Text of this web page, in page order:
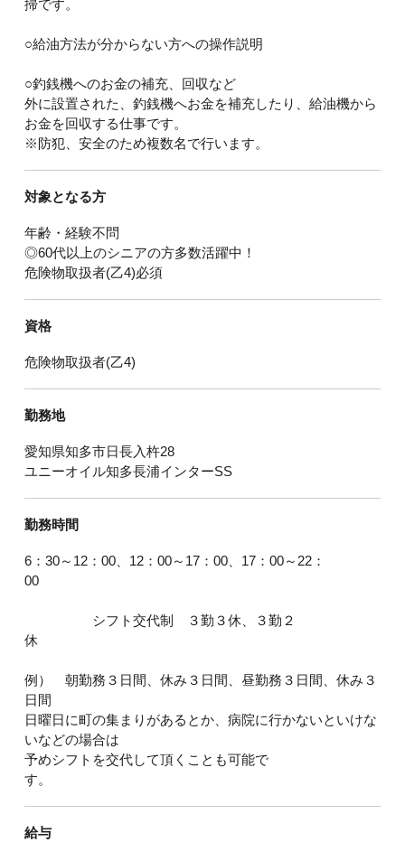
掃です。
○給油方法が分からない方への操作説明
○釣銭機へのお金の補充、回収など
外に設置された、釣銭機へお金を補充したり、給油機から
お金を回収する仕事です。
※防犯、安全のため複数名で行います。
対象となる方
年齢・経験不問
◎60代以上のシニアの方多数活躍中！
危険物取扱者(乙4)必須
資格
危険物取扱者(乙4)
勤務地
愛知県知多市日長入杵28
ユニーオイル知多長浦インターSS
勤務時間
6：30～12：00、12：00～17：00、17：00～22：
00
シフト交代制 ３勤３休、３勤２
休
例） 朝勤務３日間、休み３日間、昼勤務３日間、休み３
日間
日曜日に町の集まりがあるとか、病院に行かないといけな
いなどの場合は
予めシフトを交代して頂くことも可能で
す。
給与